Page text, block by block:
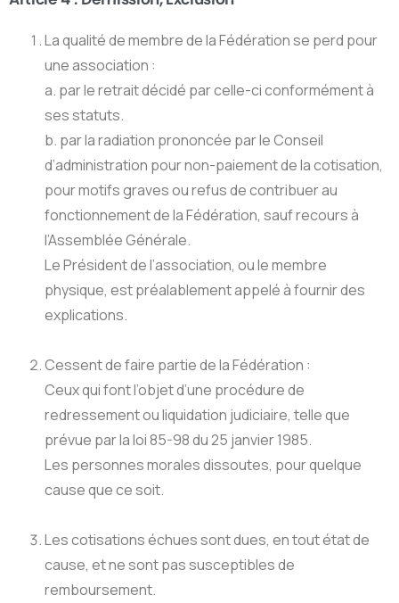
La qualité de membre de la Fédération se perd pour
une association :
a. par le retrait décidé par celle-ci conformément à
ses statuts.
b. par la radiation prononcée par le Conseil
d’administration pour non-paiement de la cotisation,
pour motifs graves ou refus de contribuer au
fonctionnement de la Fédération, sauf recours à
l’Assemblée Générale.
Le Président de l’association, ou le membre
physique, est préalablement appelé à fournir des
explications.
Cessent de faire partie de la Fédération :
Ceux qui font l’objet d’une procédure de
redressement ou liquidation judiciaire, telle que
prévue par la loi 85-98 du 25 janvier 1985.
Les personnes morales dissoutes, pour quelque
cause que ce soit.
Les cotisations échues sont dues, en tout état de
cause, et ne sont pas susceptibles de
remboursement.